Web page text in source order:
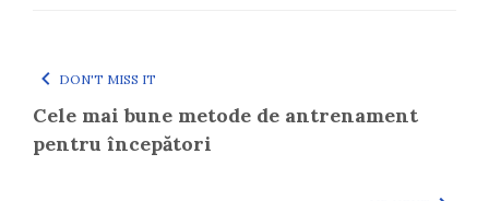
DON'T MISS IT
Cele mai bune metode de antrenament
pentru începători